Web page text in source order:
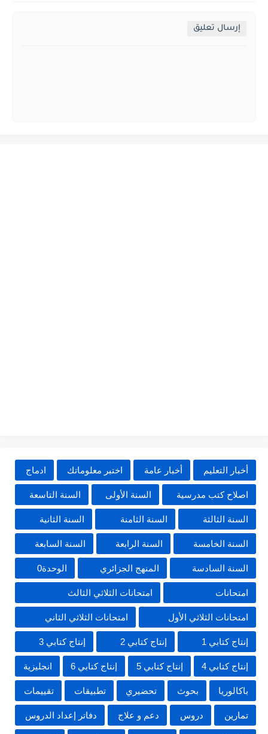
إرسال تعليق
أخبار التعليم أخبار عامة اختبر معلوماتك ادماج
اصلاح كتب مدرسية السنة الأولى السنة التاسعة
السنة الثالثة السنة الثامنة السنة الثانية
السنة الخامسة السنة الرابعة السنة السابعة
السنة السادسة المنهج الجزائري الوحدة0
امتحانات امتحانات الثلاثي الثالث
امتحانات الثلاثي الأول امتحانات الثلاثي الثاني
إنتاج كتابي 1 إنتاج كتابي 2 إنتاج كتابي 3
إنتاج كتابي 4 إنتاج كتابي 5 إنتاج كتابي 6 انجليزية
باكالوريا بحوث تحضيري تطبيقات تقييمات
تمارين دروس دعم و علاج دفاتر إعداد الدروس